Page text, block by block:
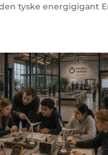
tyske energigigant